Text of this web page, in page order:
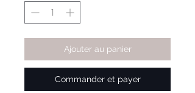
Ajouter au panier
Commander et payer